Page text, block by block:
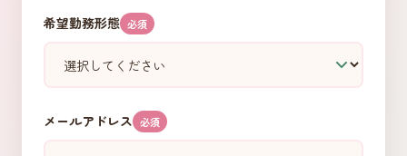
希望勤務形態 必須
メールアドレス 必須